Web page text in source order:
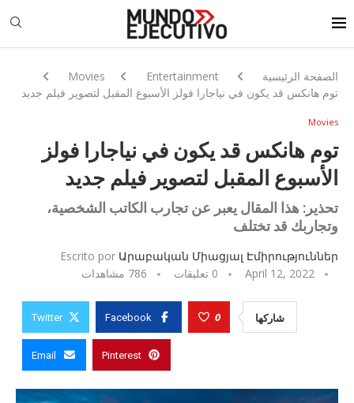
الصفحة الرئيسية Entertainment
Movies
توم هانكس قد يكون في نياجارا فولز الأسبوع المقبل لتصوير فيلم جديد
Movies
توم هانكس قد يكون في نياجارا فولز
الأسبوع المقبل لتصوير فيلم جديد
تحذير: هذا المقال يعبر عن تجارب الكاتب الشخصية،
وتجاربك قد تختلف
Escrito por Արաբական Միացյալ Էմիրություններ
April 12, 2022
0 تعليقات 786 مشاهدات
شاركها 0
Facebook
Twitter
Pinterest
Email